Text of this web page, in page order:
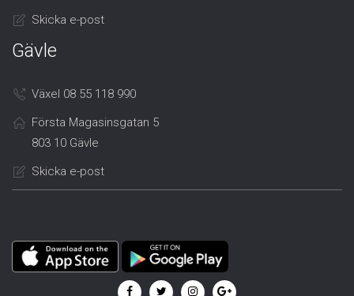
Skicka e-post
Gävle
Växel 08 55 118 990
Första Magasinsgatan 5
803 10 Gävle
Skicka e-post